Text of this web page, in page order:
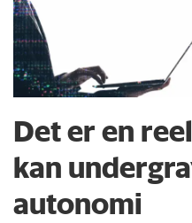
Det er en
kan
autonomi